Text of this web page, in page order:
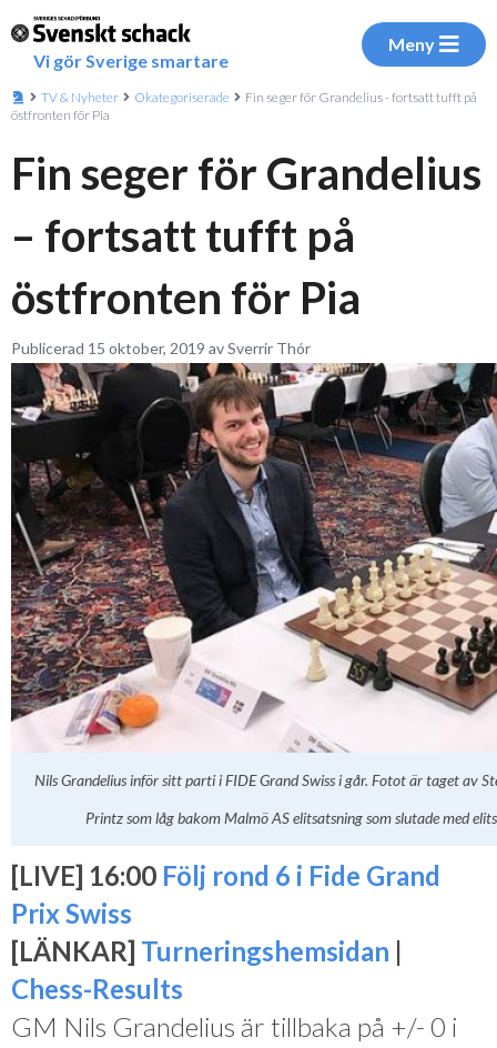
Vi gör Sverige smartare
Meny
TV & Nyheter Okategoriserade
Fin seger för Grandelius - fortsatt tufft på
östfronten för Pia
Fin seger för Grandelius
– fortsatt tufft på
östfronten för Pia
Publicerad 15 oktober, 2019 av Sverrir Thór
Nils Grandelius inför sitt parti i FIDE Grand Swiss i går. Fotot är taget av
Printz som låg bakom Malmö AS elitsatsning som slutade med
[LIVE] 16:00 Följ rond 6 i Fide Grand
Prix Swiss
[LÄNKAR] Turneringshemsidan |
Chess-Results
GM Nils Grandelius är tillbaka på +/- 0 i